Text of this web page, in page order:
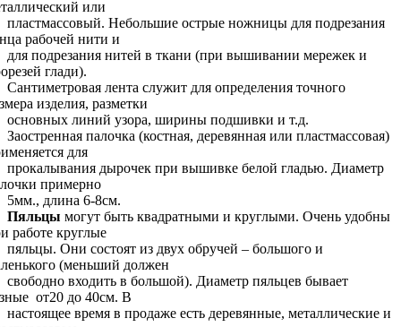
или
пластмассовый. Небольшие острые ножницы для подрезания
рабочей нити и
для подрезания нитей в ткани (при вышивании мережек и
глади).
Сантиметровая лента служит для определения точного
изделия, разметки
основных линий узора, ширины подшивки и т.д.
Заостренная палочка (костная, деревянная или пластмассовая)
для
прокалывания дырочек при вышивке белой гладью. Диаметр
примерно
5мм., длина 6-8см.
Пяльцы могут быть квадратными и круглыми. Очень удобны
работе круглые
пяльцы. Они состоят из двух обручей – большого и
(меньший должен
свободно входить в большой). Диаметр пяльцев бывает
от20 до 40см. В
настоящее время в продаже есть деревянные, металлические и